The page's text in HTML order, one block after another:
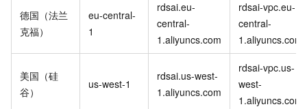
德国（法兰
克福）
eu-central-
1
rdsai.eu-
central-
1.aliyuncs.com
rdsai-vpc.eu-
central-
1.aliyuncs.com
美国（硅
谷）
us-west-1
rdsai.us-west-
1.aliyuncs.com
rdsai-vpc.us-
west-
1.aliyuncs.com